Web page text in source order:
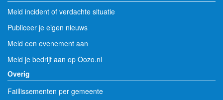
Meld incident of verdachte situatie
Publiceer je eigen nieuws
Meld een evenement aan
Meld je bedrijf aan op Oozo.nl
Overig
Faillissementen per gemeente